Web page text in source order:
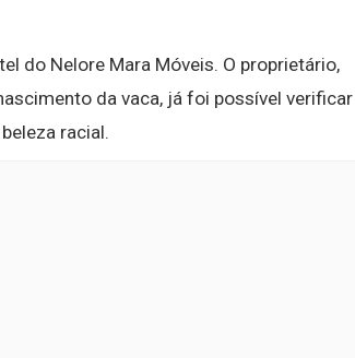
do Nelore Mara Móveis. O proprietário,
da vaca, já foi possível verificar
racial.